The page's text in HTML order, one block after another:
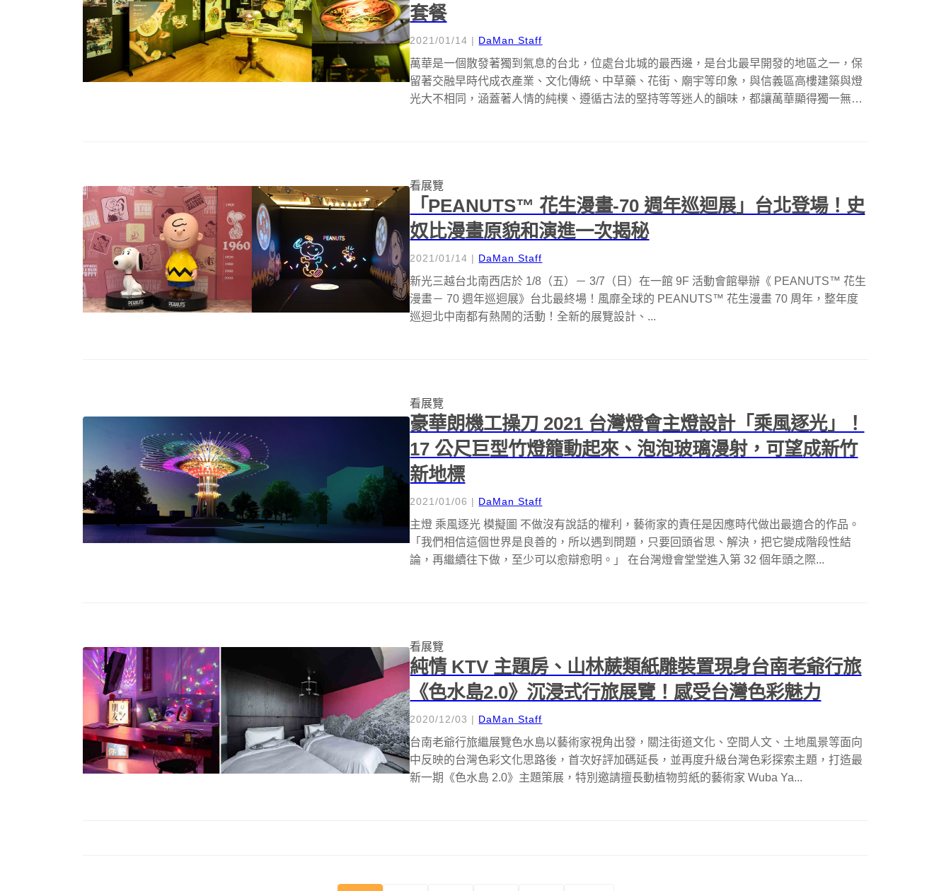
套餐
2021/01/14 | DaMan Staff
萬華是一個散發著獨到氣息的台北，位處台北城的最西邊，是台北最早開發的地區之一，保
留著交融早時代成衣產業、文化傳統、中草藥、花街、廟宇等印象，與信義區高樓建築與燈
光大不相同，涵蓋著人情的純樸、遵循古法的堅持等等迷人的韻味，都讓萬華顯得獨一無
看展覽
「PEANUTS™ 花生漫畫-70 週年巡迴展」台北登場！史
奴比漫畫原貌和演進一次揭秘
2021/01/14 | DaMan Staff
新光三越台北南西店於 1/8（五）－ 3/7（日）在一館 9F 活動會館舉辦《 PEANUTS™ 花生
漫畫－ 70 週年巡迴展》台北最終場！風靡全球的 PEANUTS™ 花生漫畫 70 周年，整年度
巡迴北中南都有熱鬧的活動！全新的展覽設計、...
看展覽
豪華朗機工操刀 2021 台灣燈會主燈設計「乘風逐光」！
17 公尺巨型竹燈籠動起來、泡泡玻璃漫射，可望成新竹
新地標
2021/01/06 | DaMan Staff
主燈 乘風逐光 模擬圖 不做沒有說話的權利，藝術家的責任是因應時代做出最適合的作品。
「我們相信這個世界是良善的，所以遇到問題，只要回頭省思、解決，把它變成階段性結
論，再繼續往下做，至少可以愈辯愈明。」 在台灣燈會堂堂進入第 32 個年頭之際...
看展覽
純情 KTV 主題房、山林蕨類紙雕裝置現身台南老爺行旅
《色水島2.0》沉浸式行旅展覽！感受台灣色彩魅力
2020/12/03 | DaMan Staff
台南老爺行旅繼展覽色水島以藝術家視角出發，關注街道文化、空間人文、土地風景等面向
中反映的台灣色彩文化思路後，首次好評加碼延長，並再度升級台灣色彩探索主題，打造最
新一期《色水島 2.0》主題策展，特別邀請擅長動植物剪紙的藝術家 Wuba Ya...